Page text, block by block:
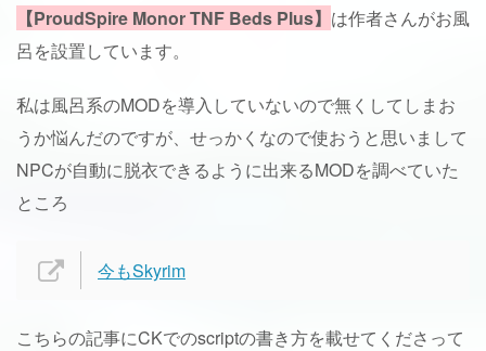
【ProudSpire Monor TNF Beds Plus】 は作者さんがお風
呂を設置しています。
私は風呂系のMODを導入していないので無くしてしまお
うか悩んだのですが、せっかくなので使おうと思いまして
NPCが自動に脱衣できるように出来るMODを調べていた
ところ
今もSkyrim
こちらの記事にCKでのscriptの書き方を載せてくださって